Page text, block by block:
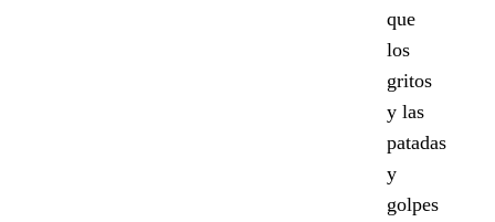
que
los
gritos
y las
patadas
y
golpes